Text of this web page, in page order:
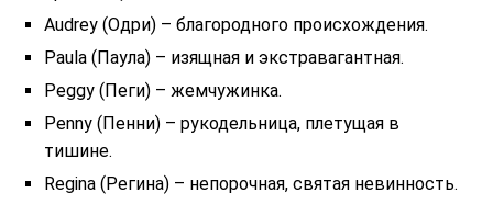
Audrey (Одри) – благородного происхождения.
Paula (Паула) – изящная и экстравагантная.
Peggy (Пеги) – жемчужинка.
Penny (Пенни) – рукодельница, плетущая в
тишине.
Regina (Регина) – непорочная, святая невинность.